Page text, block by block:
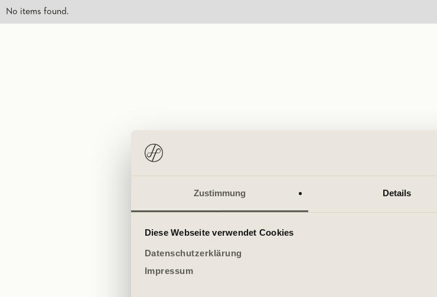
Zustimmung Details
Diese Webseite verwendet Cookies
Datenschutzerklärung
Impressum
No items found.